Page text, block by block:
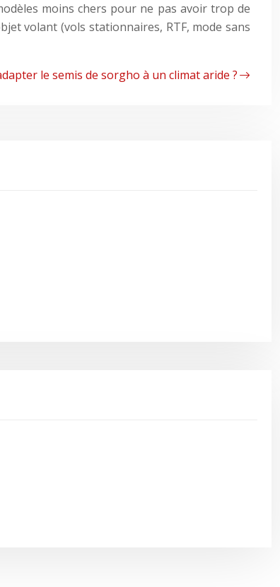
moins chers pour ne pas avoir trop de
volant (vols stationnaires, RTF, mode sans
le semis de sorgho à un climat aride ?